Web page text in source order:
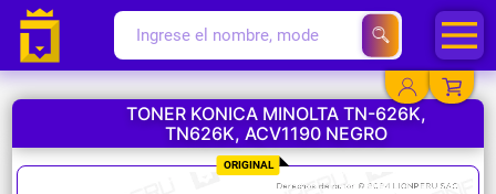
YA EXISTO
TONER KONICA MINOLTA TN-626K,
TN626K, ACV1190 NEGRO
ORIGINAL